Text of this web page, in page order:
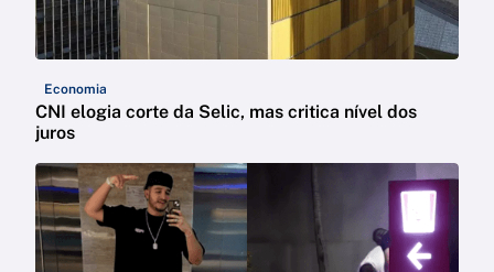
Economia
CNI elogia corte da Selic, mas critica nível dos
juros